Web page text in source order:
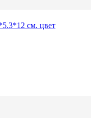
см. цвет